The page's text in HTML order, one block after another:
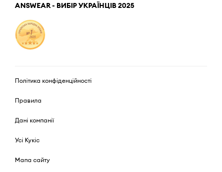
ANSWEAR - ВИБІР УКРАЇНЦІВ 2025
Політика конфіденційності
Правила
Дані компанії
Усі Кукіс
Мапа сайту